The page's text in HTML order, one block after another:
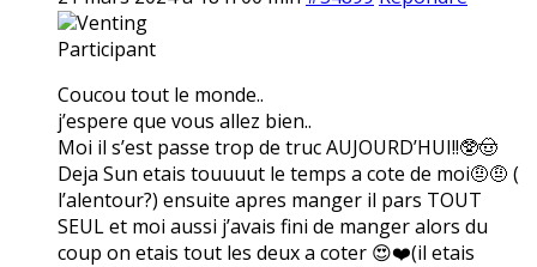
Venting
Participant
Coucou tout le monde..
j’espere que vous allez bien..
Moi il s’est passe trop de truc AUJOURD’HUI!!🥸🤠
Deja Sun etais touuuut le temps a cote de moi🤨🤨 (
l’alentour?) ensuite apres manger il pars TOUT
SEUL et moi aussi j’avais fini de manger alors du
coup on etais tout les deux a coter 😍❤️(il etais